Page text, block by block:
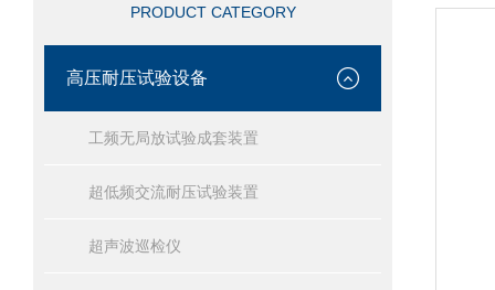
PRODUCT CATEGORY
高压耐压试验设备
工频无局放试验成套装置
超低频交流耐压试验装置
超声波巡检仪